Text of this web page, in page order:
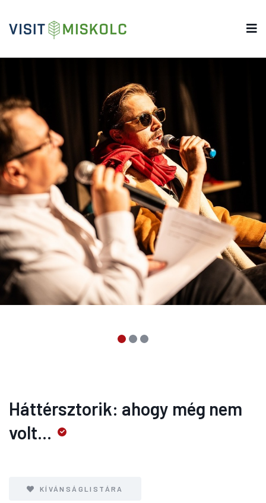
Háttérsztorik: ahogy még nem
volt...
KÍVÁNSÁGLISTÁRA